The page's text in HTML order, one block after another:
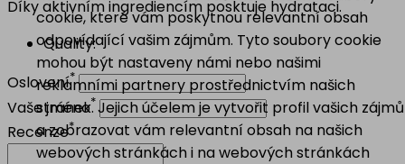
Díky aktivním ingrediencím posktuje hydrataci.
Quality:
Oslovení*
Vaše jméno*
Recenze*
cookie, které vám poskytnou relevantní obsah
odpovídající vašim zájmům. Tyto soubory cookie
mohou být nastaveny námi nebo našimi
reklamními partnery prostřednictvím našich
stránek. Jejich účelem je vytvořit profil vašich zájmů
a zobrazovat vám relevantní obsah na našich
webových stránkách i na webových stránkách